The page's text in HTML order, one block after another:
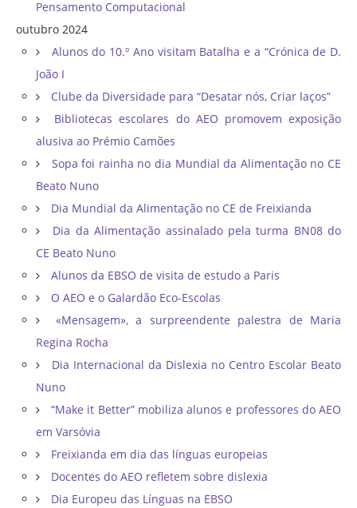
Pensamento Computacional
outubro 2024
Alunos do 10.º Ano visitam Batalha e a “Crónica de D.
João I
Clube da Diversidade para “Desatar nós, Criar laços”
Bibliotecas escolares do AEO promovem exposição
alusiva ao Prémio Camões
Sopa foi rainha no dia Mundial da Alimentação no CE
Beato Nuno
Dia Mundial da Alimentação no CE de Freixianda
Dia da Alimentação assinalado pela turma BN08 do
CE Beato Nuno
Alunos da EBSO de visita de estudo a Paris
O AEO e o Galardão Eco-Escolas
«Mensagem», a surpreendente palestra de Maria
Regina Rocha
Dia Internacional da Dislexia no Centro Escolar Beato
Nuno
“Make it Better” mobiliza alunos e professores do AEO
em Varsóvia
Freixianda em dia das línguas europeias
Docentes do AEO refletem sobre dislexia
Dia Europeu das Línguas na EBSO